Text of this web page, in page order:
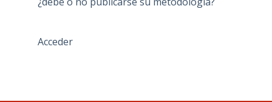
Acceder